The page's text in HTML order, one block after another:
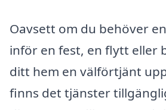
Oavsett om du behöver
inför en fest, en flytt eller
ditt hem en välförtjänt
finns det tjänster